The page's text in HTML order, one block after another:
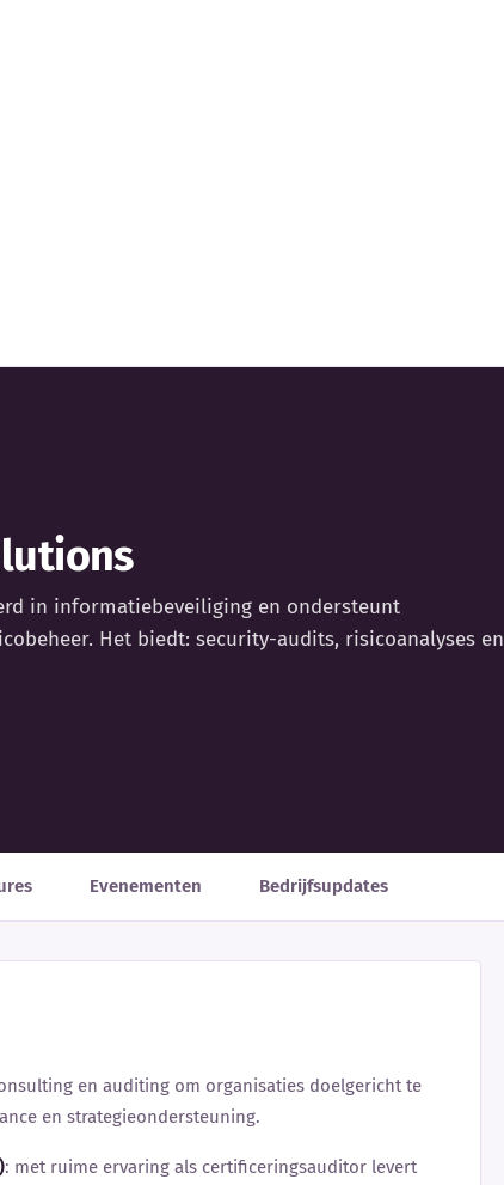
in informatiebeveiliging en ondersteunt
Het biedt: security-audits, risicoanalyses en
Evenementen Bedrijfsupdates
en auditing om organisaties doelgericht te
en strategieondersteuning.
: met ruime ervaring als certificeringsauditor levert